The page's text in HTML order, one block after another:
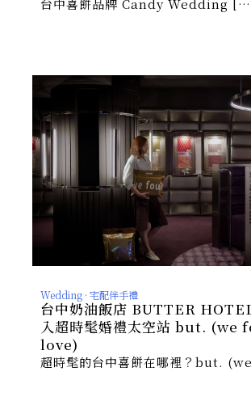
台中喜餅品牌 Candy Wedding
Wedding · 宅配伴手禮
台中奶油飯店 BUTTER
入超時髦婚禮太空站 but. (we
love)
超時髦的台中喜餅在哪裡？but.